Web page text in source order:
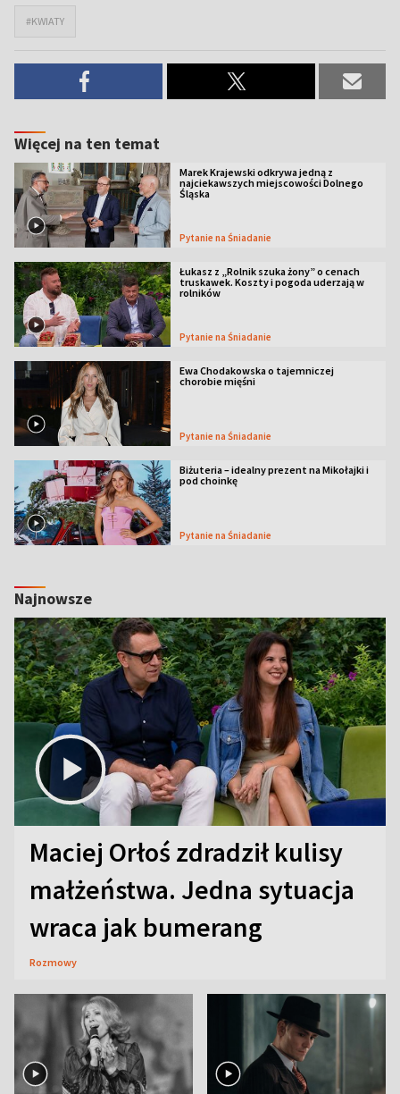
#KWIATY
Więcej na ten temat
Marek Krajewski odkrywa jedną z
najciekawszych miejscowości Dolnego
Śląska
Pytanie na Śniadanie
Łukasz z „Rolnik szuka żony” o cenach
truskawek. Koszty i pogoda uderzają w
rolników
Pytanie na Śniadanie
Ewa Chodakowska o tajemniczej
chorobie mięśni
Pytanie na Śniadanie
Biżuteria – idealny prezent na Mikołajki i
pod choinkę
Pytanie na Śniadanie
Najnowsze
Maciej Orłoś zdradził kulisy
małżeństwa. Jedna sytuacja
wraca jak bumerang
Rozmowy